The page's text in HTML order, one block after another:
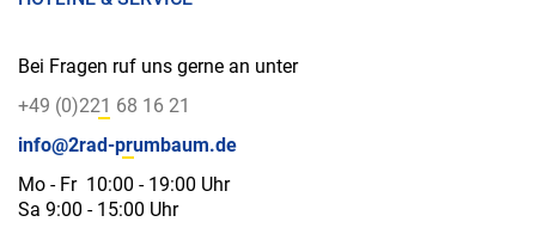
Bei Fragen ruf uns gerne an unter
+49 (0)221 68 16 21
info@2rad-prumbaum.de
Mo - Fr 10:00 - 19:00 Uhr
Sa 9:00 - 15:00 Uhr